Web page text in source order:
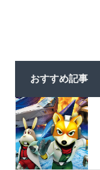
おすすめ記事